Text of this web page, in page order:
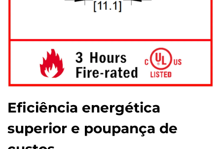
Eficiência energética
superior e poupança de